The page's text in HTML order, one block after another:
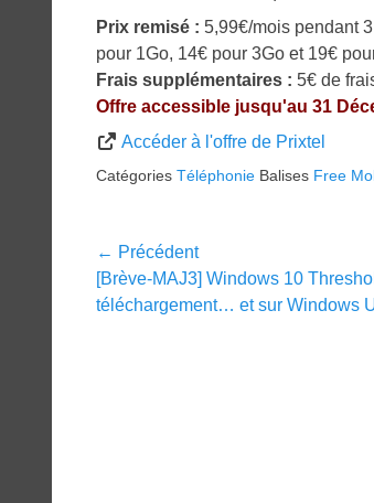
Prix remisé : 5,99€/mois pendant
pour 1Go, 14€ pour 3Go et 19€
Frais supplémentaires : 5€ de
Offre accessible jusqu'au 31
Accéder à l'offre de Prixtel
Catégories Téléphonie Balises Free
Navigation
de
← Précédent
Article
précédent :
[Brève-MAJ3] Windows 10
téléchargement… et sur Windows